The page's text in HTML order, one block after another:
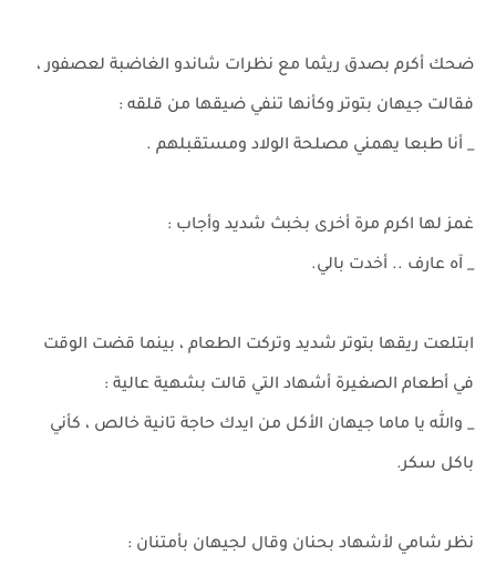
ضحك أكرم بصدق ريثما مع نظرات شاندو الغاضبة لعصفور ،
فقالت جيهان بتوتر وكأنها تنفي ضيقها من قلقه :
_ أنا طبعا يهمني مصلحة الولاد ومستقبلهم .
غمز لها اكرم مرة أخرى بخبث شديد وأجاب :
_ آه عارف .. أخدت بالي.
ابتلعت ريقها بتوتر شديد وتركت الطعام ، بينما قضت الوقت
في أطعام الصغيرة أشهاد التي قالت بشهية عالية :
_ والله يا ماما جيهان الأكل من ايدك حاجة تانية خالص ، كأني
باكل سكر.
نظر شامي لأشهاد بحنان وقال لجيهان بأمتنان :